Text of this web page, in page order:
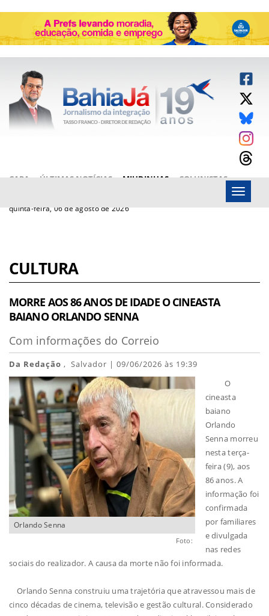
CAPA ÚLTIMAS NOTÍCIAS MIUDINHAS
COLUNISTAS
quinta-feira, 06 de agosto de 2026
Menu
CULTURA
MORRE AOS 86 ANOS DE IDADE O CINEASTA
BAIANO ORLANDO SENNA
Com informações do Correio
Da Redação , Salvador | 09/06/2026 às 19:39
Orlando Senna
Foto:
O
cineasta
baiano
Orlando
Senna morreu
nesta terça-
feira (9), aos
86 anos. A
informação foi
confirmada
por familiares
e divulgada
nas redes
sociais do realizador. A causa da morte não foi informada.
Orlando Senna construiu uma trajetória que atravessou mais de
cinco décadas de cinema, televisão e gestão cultural. Considerado